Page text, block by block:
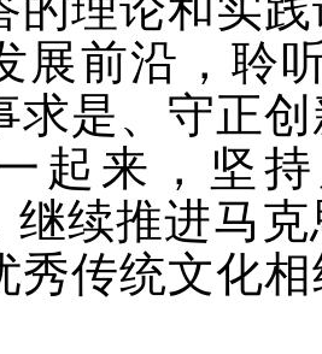
展前沿，聆
求是、守正
起来，坚
继续推进马
秀传统文化